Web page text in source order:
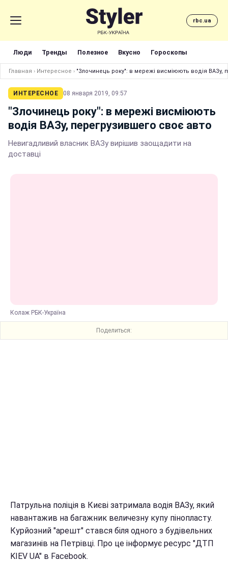
rbc.ua
Люди Тренды Полезное Вкусно Гороскопы
Главная › Интересное › "Злочинець року": в мережі висміюють водія ВАЗу,
ИНТЕРЕСНОЕ 08 января 2019, 09:57
"Злочинець року": в мережі висміюють
водія ВАЗу, перегрузившего своє авто
Невигадливий власник ВАЗу вирішив заощадити на
доставці
Колаж РБК-Україна
Поделиться:
Патрульна поліція в Києві затримала водія ВАЗу, який
навантажив на багажник величезну купу пінопласту.
Курйозний "арешт" стався біля одного з будівельних
магазинів на Петрівці. Про це інформує ресурс "ДТП
KIEV UA" в Facebook.